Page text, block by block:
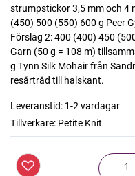
strumpstickor 3,5 mm och 4
(450) 500 (550) 600 g Peer
Förslag 2: 400 (400) 450
Garn (50 g = 108 m)
g Tynn Silk Mohair från
resårtråd till halskant.
Leveranstid: 1-2 vardagar
Tillverkare: Petite Knit